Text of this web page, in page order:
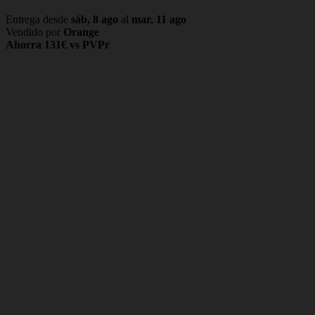
Entrega desde sáb, 8 ago al mar, 11 ago
Vendido por Orange
Ahorra 131€ vs PVPr